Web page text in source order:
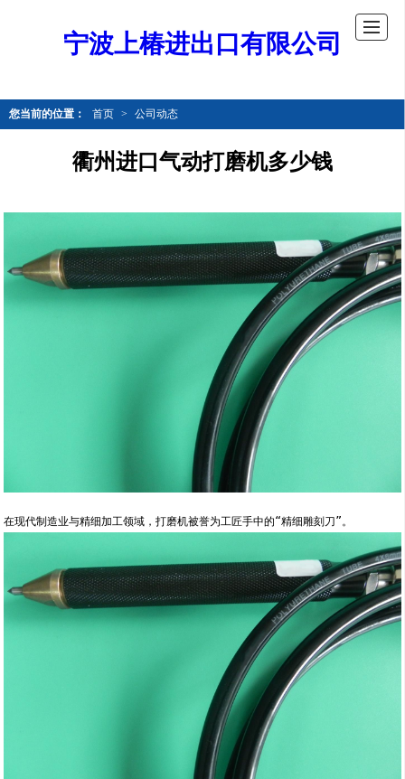
宁波上椿进出口有限公司
您当前的位置： 首页 > 公司动态
衢州进口气动打磨机多少钱
在现代制造业与精细加工领域，打磨机被誉为工匠手中的“精细雕刻刀”。